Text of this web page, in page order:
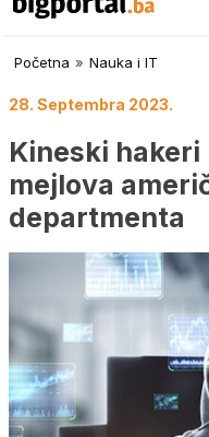
Početna » Nauka i IT
28. Septembra 2023.
Kineski
mejlova
departmenta